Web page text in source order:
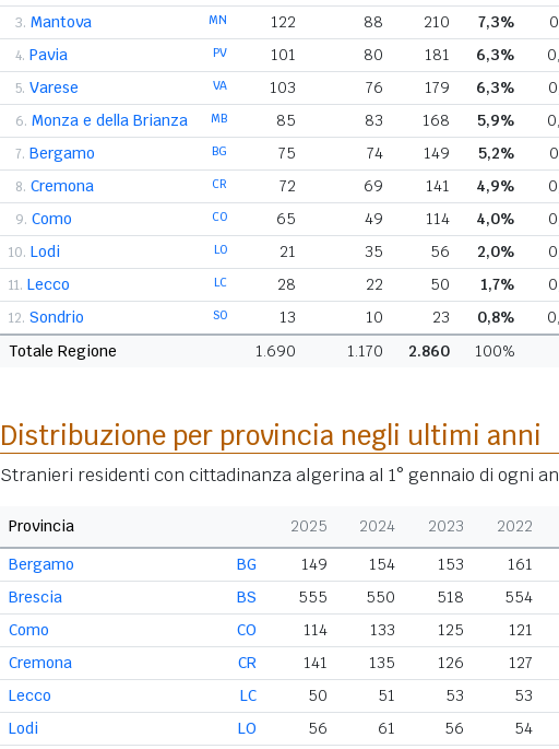
3. MN
Mantova 122 88 210 7,3%
4. PV
Pavia 101 80 181 6,3%
5. VA
Varese 103 76 179 6,3%
6. MB
Monza e della Brianza 85 83 168 5,9%
7. BG
Bergamo 75 74 149 5,2%
8. CR
Cremona 72 69 141 4,9%
9. CO
Como 65 49 114 4,0%
10. LO
Lodi 21 35 56 2,0%
11. LC
Lecco 28 22 50 1,7%
12. SO
Sondrio 13 10 23 0,8%
Totale Regione
1.690 1.170 2.860 100%
Distribuzione per provincia negli ultimi anni
Stranieri residenti con cittadinanza algerina al 1° gennaio di ogni
Provincia 2025 2024 2023 2022
BG
Bergamo 149 154 153 161
BS
Brescia 555 550 518 554
CO
Como 114 133 125 121
CR
Cremona 141 135 126 127
LC
Lecco 50 51 53 53
LO
Lodi 56 61 56 54